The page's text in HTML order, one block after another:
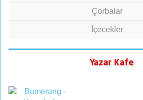
Çorbalar
İçecekler
Yazar Kafe